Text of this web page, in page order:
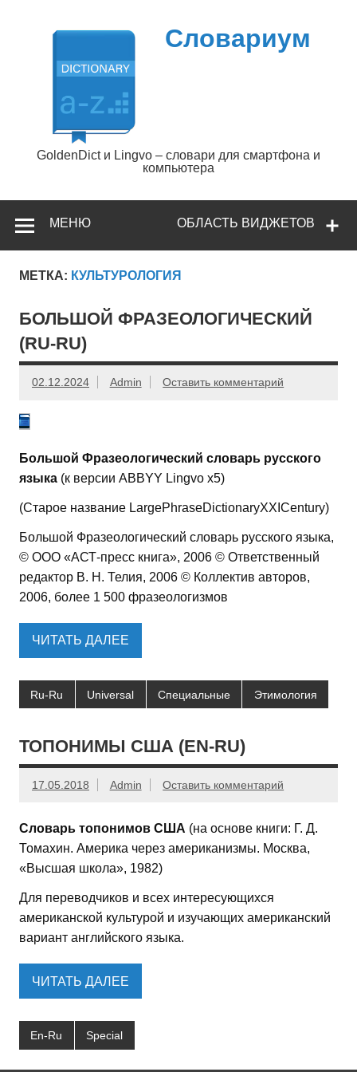
содержимому
Словариум
GoldenDict и Lingvo – словари для смартфона и
компьютера
ОБЛАСТЬ ВИДЖЕТОВ
МЕНЮ
МЕТКА: КУЛЬТУРОЛОГИЯ
БОЛЬШОЙ ФРАЗЕОЛОГИЧЕСКИЙ
(RU-RU)
02.12.2024 Admin Оставить комментарий
Большой Фразеологический словарь русского
языка (к версии ABBYY Lingvo x5)
(Старое название LargePhraseDictionaryXXICentury)
Большой Фразеологический словарь русского языка,
© ООО «АСТ-пресс книга», 2006 © Ответственный
редактор В. Н. Телия, 2006 © Коллектив авторов,
2006, более 1 500 фразеологизмов
ЧИТАТЬ ДАЛЕЕ
Ru-Ru Universal Специальные Этимология
ТОПОНИМЫ США (EN-RU)
17.05.2018 Admin Оставить комментарий
Словарь топонимов США (на основе книги: Г. Д.
Томахин. Америка через американизмы. Москва,
«Высшая школа», 1982)
Для переводчиков и всех интересующихся
американской культурой и изучающих американский
вариант английского языка.
ЧИТАТЬ ДАЛЕЕ
En-Ru Special